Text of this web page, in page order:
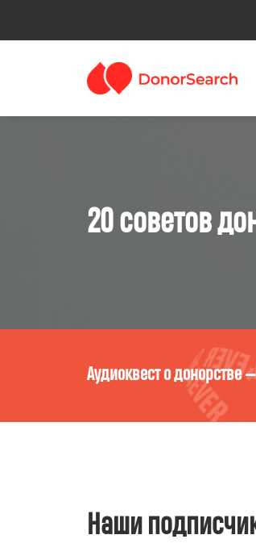
20 советов
Кто ты есть в
Наши